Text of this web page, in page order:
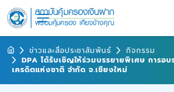
ข่าวและสื่อประชาสัมพันธ์
กิจกรรม
DPA ได้รับเชิญให้ร่วมบรรยายพิเศษ การอ
เครดิตแห่งชาติ จำกัด จ.เชียงใหม่